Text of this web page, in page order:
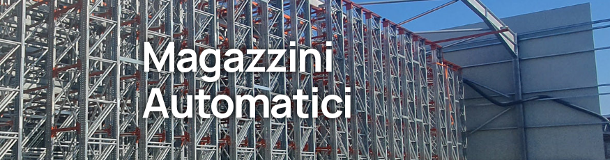
Magazzini
Automatici